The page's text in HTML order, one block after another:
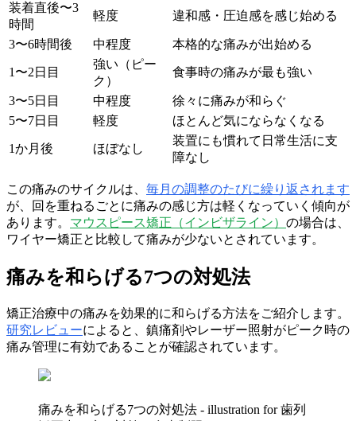
装着直後〜3
時間
軽度 違和感・圧迫感を感じ始める
3〜6時間後 中程度 本格的な痛みが出始める
1〜2日目
強い（ピー
ク）
食事時の痛みが最も強い
3〜5日目 中程度
徐々に痛みが和らぐ
5〜7日目
軽度 ほとんど気にならなくなる
1か月後 ほぼなし
装置にも慣れて日常生活に支
障なし
この痛みのサイクルは、 毎月の調整のたびに繰り返されます
が、回を重ねるごとに痛みの感じ方は軽くなっていく傾向が
あります。 マウスピース矯正（インビザライン） の場合は、
ワイヤー矯正と比較して痛みが少ないとされています。
痛みを和らげる7つの対処法
矯正治療中の痛みを効果的に和らげる方法をご紹介します。
研究レビューによると、鎮痛剤やレーザー照射がピーク時の
痛み管理に有効であることが確認されています。
痛みを和らげる7つの対処法 - illustration for 歯列